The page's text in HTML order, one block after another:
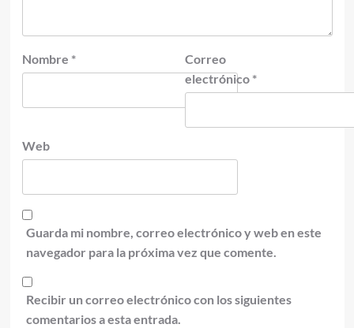
Nombre *
Correo
electrónico *
Web
Guarda mi nombre, correo electrónico y web en este
navegador para la próxima vez que comente.
Recibir un correo electrónico con los siguientes
comentarios a esta entrada.